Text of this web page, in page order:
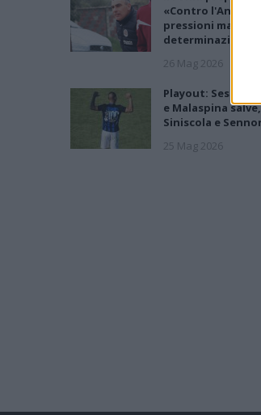
«Contro
pressioni ma con
determinazione»
26 Mag 2026
Playout: Sestu,
e Malaspina
Siniscola e
25 Mag 2026